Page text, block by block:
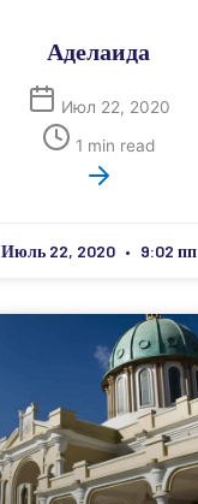
Аделаида
Июл 22, 2020
1 min read
Июль 22, 2020 9:02 пп